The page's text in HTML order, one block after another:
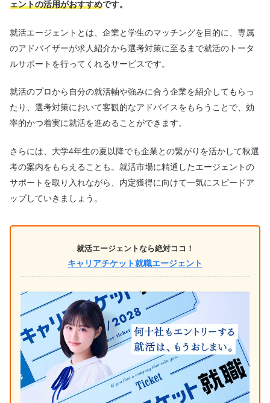
ェントの活用がおすすめです。
就活エージェントとは、企業と学生のマッチングを目的に、専属
のアドバイザーが求人紹介から選考対策に至るまで就活のトータ
ルサポートを行ってくれるサービスです。
就活のプロから自分の就活軸や強みに合う企業を紹介してもらっ
たり、選考対策において客観的なアドバイスをもらうことで、効
率的かつ着実に就活を進めることができます。
さらには、大学4年生の夏以降でも企業との繋がりを活かして秋選
考の案内をもらえることも。就活市場に精通したエージェントの
サポートを取り入れながら、内定獲得に向けて一気にスピードア
ップしていきましょう。
就活エージェントなら絶対ココ！
キャリアチケット就職エージェント